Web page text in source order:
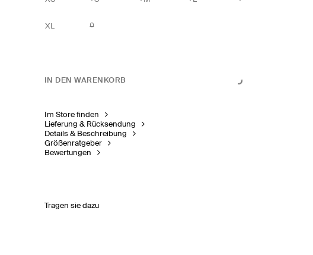
XL
IN DEN WARENKORB
Im Store finden
Lieferung & Rücksendung
Details & Beschreibung
Größenratgeber
Bewertungen
Tragen sie dazu